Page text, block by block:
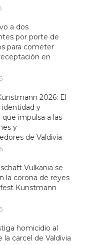
a dos
por porte de
para cometer
en
2026: El
y
que impulsa a las
y
de Valdivia
Vulkania se
la corona de reyes
Kunstmann
homicidio al
la carcel de Valdivia